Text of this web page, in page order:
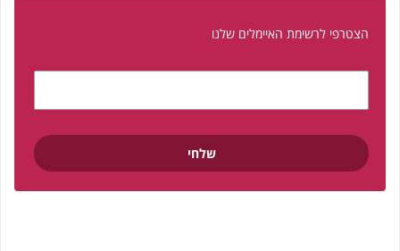
הצטרפי לרשימת האיימלים שלנו